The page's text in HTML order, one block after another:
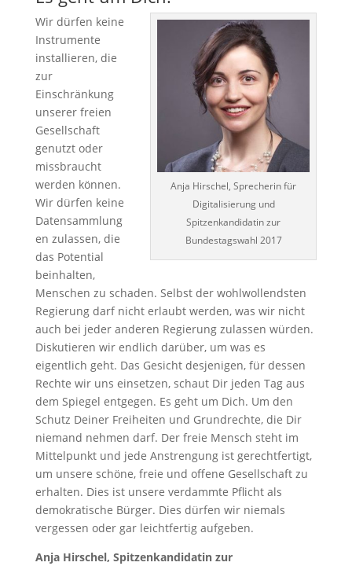
Anja Hirschel, Sprecherin für
Digitalisierung und
Spitzenkandidatin zur
Bundestagswahl 2017
Wir dürfen keine
Instrumente
installieren, die
zur
Einschränkung
unserer freien
Gesellschaft
genutzt oder
missbraucht
werden können.
Wir dürfen keine
Datensammlung
en zulassen, die
das Potential
beinhalten,
Menschen zu schaden. Selbst der wohlwollendsten
Regierung darf nicht erlaubt werden, was wir nicht
auch bei jeder anderen Regierung zulassen würden.
Diskutieren wir endlich darüber, um was es
eigentlich geht. Das Gesicht desjenigen, für dessen
Rechte wir uns einsetzen, schaut Dir jeden Tag aus
dem Spiegel entgegen. Es geht um Dich. Um den
Schutz Deiner Freiheiten und Grundrechte, die Dir
niemand nehmen darf. Der freie Mensch steht im
Mittelpunkt und jede Anstrengung ist gerechtfertigt,
um unsere schöne, freie und offene Gesellschaft zu
erhalten. Dies ist unsere verdammte Pflicht als
demokratische Bürger. Dies dürfen wir niemals
vergessen oder gar leichtfertig aufgeben.
Anja Hirschel, Spitzenkandidatin zur